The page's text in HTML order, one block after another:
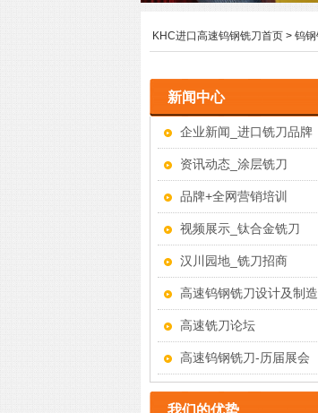
KHC进口高速钨钢铣刀首页 > 钨
新闻中心
企业新闻_进口铣刀品牌
资讯动态_涂层铣刀
品牌+全网营销培训
视频展示_钛合金铣刀
汉川园地_铣刀招商
高速钨钢铣刀设计及制造
高速铣刀论坛
高速钨钢铣刀-历届展会
我们的优势